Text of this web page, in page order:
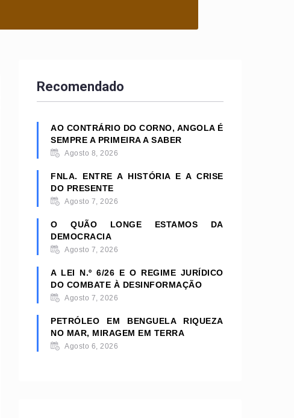
Recomendado
AO CONTRÁRIO DO CORNO, ANGOLA É
SEMPRE A PRIMEIRA A SABER
Agosto 8, 2026
FNLA. ENTRE A HISTÓRIA E A CRISE
DO PRESENTE
Agosto 7, 2026
O QUÃO LONGE ESTAMOS DA
DEMOCRACIA
Agosto 7, 2026
A LEI N.º 6/26 E O REGIME JURÍDICO
DO COMBATE À DESINFORMAÇÃO
Agosto 7, 2026
PETRÓLEO EM BENGUELA RIQUEZA
NO MAR, MIRAGEM EM TERRA
Agosto 6, 2026